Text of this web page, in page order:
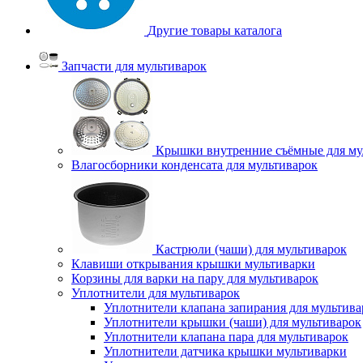
Другие товары каталога
Запчасти для мультиварок
Крышки внутренние съёмные для
Влагосборники конденсата для мультиварок
Кастрюли (чаши) для мультиварок
Клавиши открывания крышки мультиварки
Корзины для варки на пару для мультиварок
Уплотнители для мультиварок
Уплотнители клапана запирания для
Уплотнители крышки (чаши) для мультиварок
Уплотнители клапана пара для мультиварок
Уплотнители датчика крышки мультиварки